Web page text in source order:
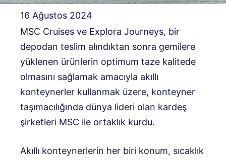
16 Ağustos 2024
MSC Cruises ve Explora Journeys, bir
depodan teslim alındıktan sonra gemilere
yüklenen ürünlerin optimum taze kalitede
olmasını sağlamak amacıyla akıllı
konteynerler kullanmak üzere, konteyner
taşımacılığında dünya lideri olan kardeş
şirketleri MSC ile ortaklık kurdu.
Akıllı konteynerlerin her biri konum, sıcaklık